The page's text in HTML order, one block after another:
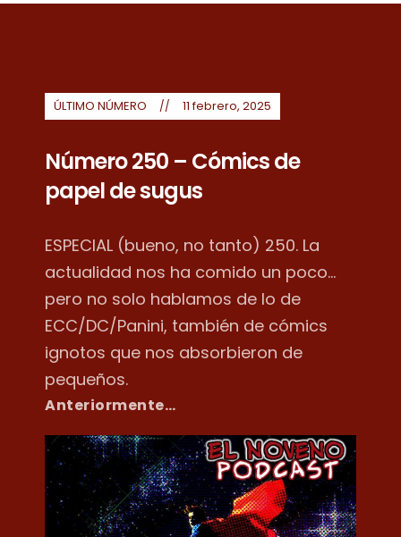
ÚLTIMO NÚMERO 11 febrero, 2025
Número 250 – Cómics de
papel de sugus
ESPECIAL (bueno, no tanto) 250. La
actualidad nos ha comido un poco...
pero no solo hablamos de lo de
ECC/DC/Panini, también de cómics
ignotos que nos absorbieron de
pequeños.
Anteriormente…